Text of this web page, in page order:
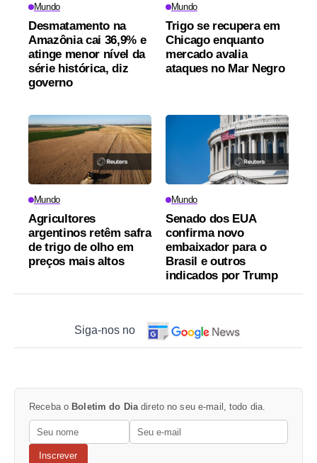
Mundo
Desmatamento na
Amazônia cai 36,9% e
atinge menor nível da
série histórica, diz
governo
Mundo
Trigo se recupera em
Chicago enquanto
mercado avalia
ataques no Mar Negro
Mundo
Agricultores
argentinos retêm safra
de trigo de olho em
preços mais altos
Mundo
Senado dos EUA
confirma novo
embaixador para o
Brasil e outros
indicados por Trump
Siga-nos no
Receba o Boletim do Dia direto no seu e-mail, todo dia.
Inscrever